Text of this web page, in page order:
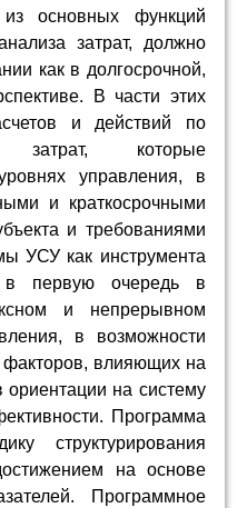
основных функций
затрат, должно
как в долгосрочной,
В части этих
и действий по
затрат, которые
управления, в
и краткосрочными
и требованиями
УСУ как инструмента
в первую очередь в
и непрерывном
в возможности
факторов, влияющих на
ориентации на систему
Программа
структурирования
на основе
Программное